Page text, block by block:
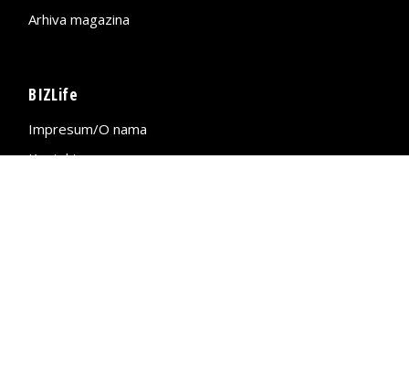
Arhiva magazina
BIZLife
Impresum/O nama
Kontakt